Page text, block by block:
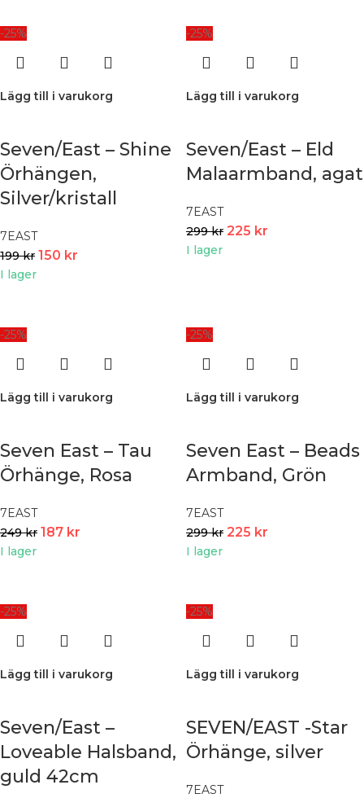
-25%
Lägg till i varukorg
Seven/East – Shine
Örhängen,
Silver/kristall
7EAST
199kr 150 kr
I lager
-25%
Lägg till i varukorg
Seven/East – Eld
Malaarmband, agat
7EAST
299kr 225 kr
I lager
-25%
Lägg till i varukorg
Seven East – Tau
Örhänge, Rosa
7EAST
249kr 187 kr
I lager
-25%
Lägg till i varukorg
Seven East – Beads
Armband, Grön
7EAST
299kr 225 kr
I lager
-25%
Lägg till i varukorg
Seven/East –
Loveable Halsband,
guld 42cm
-25%
Lägg till i varukorg
SEVEN/EAST -Star
Örhänge, silver
7EAST